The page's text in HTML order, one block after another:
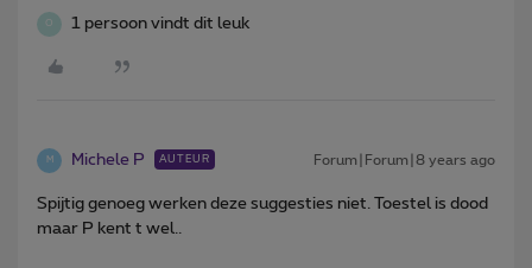
O 1 persoon vindt dit leuk
M Michele P AUTEUR Forum|Forum|8 years ago
Spijtig genoeg werken deze suggesties niet. Toestel is dood
maar P kent t wel..